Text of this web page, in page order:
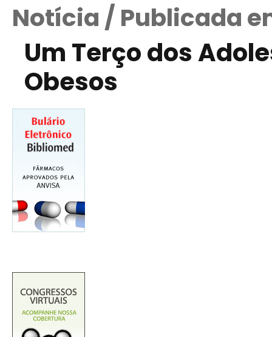
Notícia / Publicada
Um Terço dos
Obesos